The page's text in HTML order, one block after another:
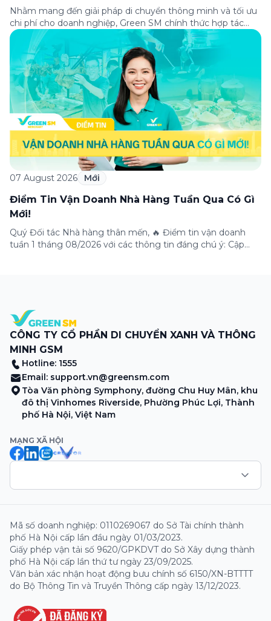
Business
Nhằm mang đến giải pháp di chuyển thông minh và tối ưu
chi phí cho doanh nghiệp, Green SM chính thức hợp tác
cùng VPBank triển khai chương trình ưu đãi dành riêng cho
khách hàng đăng ký thẻ Doanh nghiệp Green Business.
Thông qua chương trình, doanh nghiệp có thể tận hưởng
nhiều ưu […]
07 August 2026 Mới
Điểm Tin Vận Doanh Nhà Hàng Tuần Qua Có Gì
Mới!
Quý Đối tác Nhà hàng thân mến, 🔥 Điểm tin vận doanh
tuần 1 tháng 08/2026 với các thông tin đáng chú ý: Cập
CÔNG TY CỔ PHẦN DI CHUYỂN XANH VÀ THÔNG
MINH GSM
Hotline: 1555
Email: support.vn@greensm.com
Tòa Văn phòng Symphony, đường Chu Huy Mân, khu
đô thị Vinhomes Riverside, Phường Phúc Lợi, Thành
phố Hà Nội, Việt Nam
MẠNG XÃ HỘI
Mã số doanh nghiệp: 0110269067 do Sở Tài chính thành
phố Hà Nội cấp lần đầu ngày 01/03/2023.
Giấy phép vận tải số 9620/GPKDVT do Sở Xây dựng thành
phố Hà Nội cấp lần thứ tư ngày 23/09/2025.
Văn bản xác nhận hoạt động bưu chính số 6150/XN-BTTTT
do Bộ Thông Tin và Truyền Thông cấp ngày 13/12/2023.